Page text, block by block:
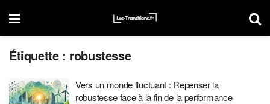
Étiquette : robustesse
Vers un monde fluctuant : Repenser la
robustesse face à la fin de la performance